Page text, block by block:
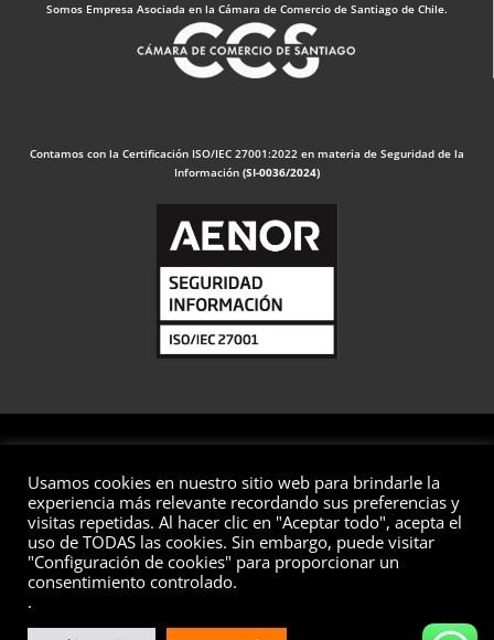
Somos Empresa Asociada en la Cámara de Comercio de Santiago de Chile.
Contamos con la Certificación ISO/IEC 27001:2022 en materia de Seguridad de la
Información (SI-0036/2024)
© 2026 Valuaciones
Todos los derechos reservados
Aviso LegalPolítica de PrivacidadPolítica de Cookies
Usamos cookies en nuestro sitio web para brindarle la
experiencia más relevante recordando sus preferencias y
visitas repetidas. Al hacer clic en "Aceptar todo", acepta el
uso de TODAS las cookies. Sin embargo, puede visitar
"Configuración de cookies" para proporcionar un
consentimiento controlado.
.